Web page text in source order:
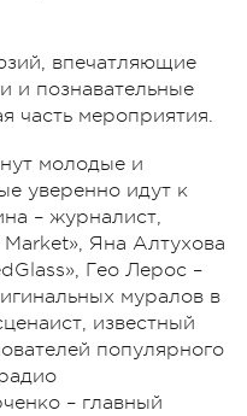
впечатляющие
и познавательные
часть мероприятия.
молодые и
уверенно идут к
– журналист,
Market», Яна Алтухова
Гео Лерос –
муралов в
известный
популярного
– главный